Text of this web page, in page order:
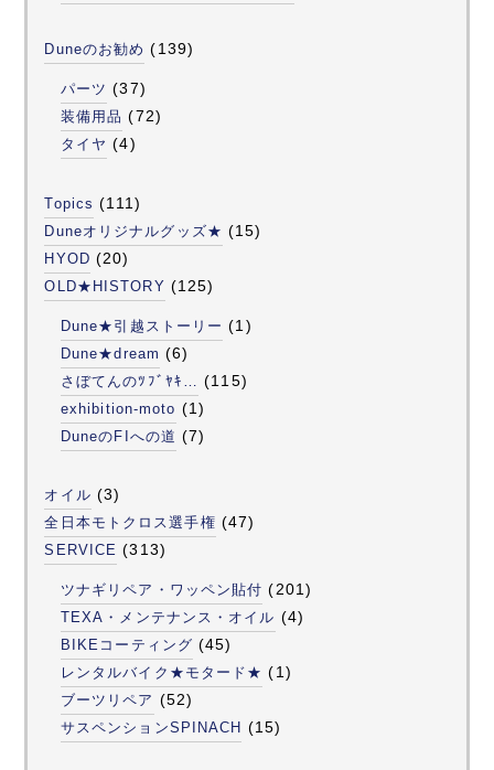
Duneのお勧め (139)
パーツ (37)
装備用品 (72)
タイヤ (4)
Topics (111)
Duneオリジナルグッズ★ (15)
HYOD (20)
OLD★HISTORY (125)
Dune★引越ストーリー (1)
Dune★dream (6)
さぼてんのﾂﾌﾞﾔｷ… (115)
exhibition-moto (1)
DuneのFIへの道 (7)
オイル (3)
全日本モトクロス選手権 (47)
SERVICE (313)
ツナギリペア・ワッペン貼付 (201)
TEXA・メンテナンス・オイル (4)
BIKEコーティング (45)
レンタルバイク★モタード★ (1)
ブーツリペア (52)
サスペンションSPINACH (15)